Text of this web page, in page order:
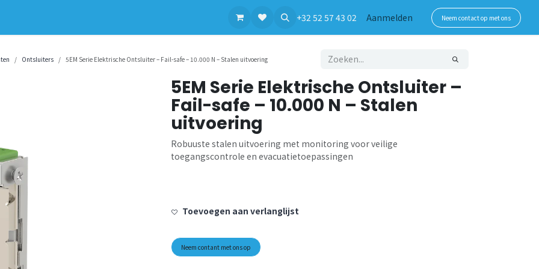
+32 52 57 43 02 Aanmelden Neem contact op met ons
Ontsluiters 5EM Serie Elektrische Ontsluiter – Fail-safe – 10.000 N – Stalen uitvoering
5EM Serie Elektrische Ontsluiter –
Fail-safe – 10.000 N – Stalen
uitvoering
Robuuste stalen uitvoering met monitoring voor veilige
toegangscontrole en evacuatietoepassingen
Toevoegen aan verlanglijst
Neem contant met ons op